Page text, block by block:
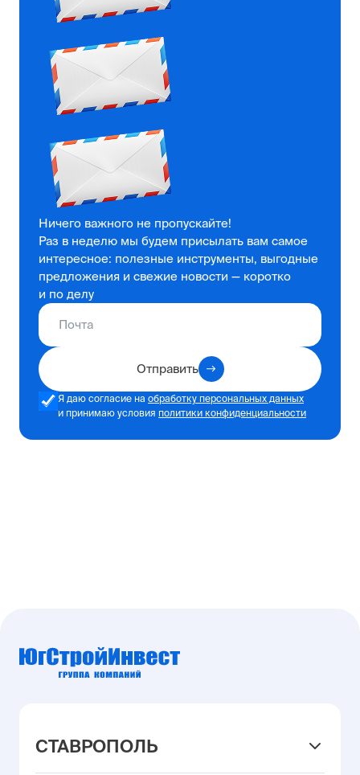
Ничего важного не пропускайте!
Раз в неделю мы будем присылать вам самое
интересное: полезные инструменты, выгодные
предложения и свежие новости — коротко
и по делу
Отправить
Я даю согласие на обработку персональных данных
и принимаю условия политики конфиденциальности
СТАВРОПОЛЬ